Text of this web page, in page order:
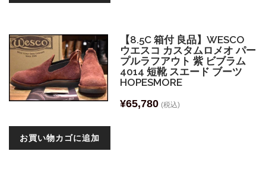
【8.5C 箱付 良品】WESCO
ウエスコ カスタムロメオ パー
プルラフアウト 紫 ビブラム
4014 短靴 スエード ブーツ
HOPESMORE
¥65,780 (税込)
お買い物カゴに追加